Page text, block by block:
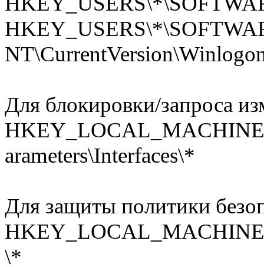
Для блокировки/запроса
­arameters\Interfaces\*
Для защиты политики
­\*